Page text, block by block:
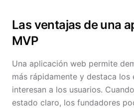
Las ventajas de una
MVP
Una aplicación web permite
más rápidamente y destaca los
interesan a los usuarios.
estado claro, los fundadores